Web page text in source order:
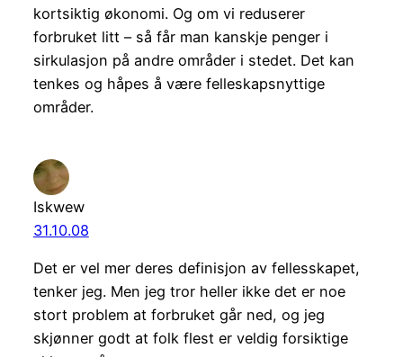
kortsiktig økonomi. Og om vi reduserer
forbruket litt – så får man kanskje penger i
sirkulasjon på andre områder i stedet. Det kan
tenkes og håpes å være felleskapsnyttige
områder.
Iskwew
31.10.08
Det er vel mer deres definisjon av fellesskapet,
tenker jeg. Men jeg tror heller ikke det er noe
stort problem at forbruket går ned, og jeg
skjønner godt at folk flest er veldig forsiktige